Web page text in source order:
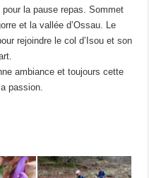
la pause repas. Sommet
et la vallée d’Ossau. Le
rejoindre le col d’Isou et son
ambiance et toujours cette
passion.